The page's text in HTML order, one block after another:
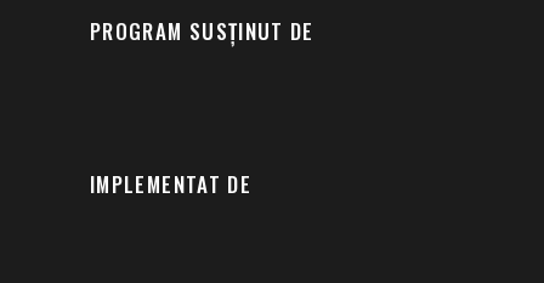
PROGRAM SUSȚINUT DE
IMPLEMENTAT DE